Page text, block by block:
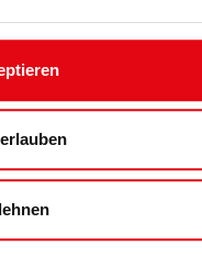
mehr die
Auch in dem
bis 16 Uhr
sich körperlich zu
dass das